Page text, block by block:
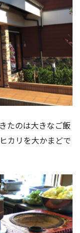
たのは大きなご飯
カリを大かまどで